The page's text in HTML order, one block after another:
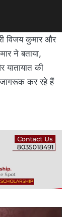
विजय कुमार और
ने बताया,
यातायात की
कर रहे हैं